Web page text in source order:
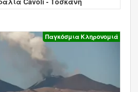
Παγκόσμια Κληρονομιά